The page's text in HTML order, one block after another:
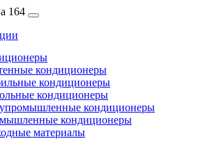
164
кондиционеры
кондиционеры
кондиционеры
кондиционеры
кондиционеры
материалы